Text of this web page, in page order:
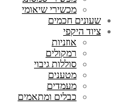
מכשירי שיאומי
שעונים חכמים
ציוד היקפי
אוזניות
רמקולים
סוללות גיבוי
מטענים
מעמדים
כבלים ומתאמים